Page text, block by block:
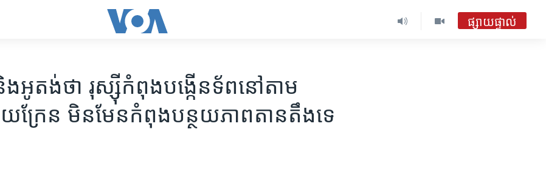
ផ្សាយផ្ទាល់
ង​អូតង់​ថា រុស្ស៊ី​កំពុង​បង្កើន​ទ័ព​នៅ​តាម​
ក្រែន​​ មិន​មែន​កំពុង​បន្ថយ​ភាព​តានតឹង​ទេ